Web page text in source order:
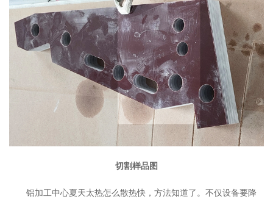
切割样品图
铝加工中心夏天太热怎么散热快，方法知道了。不仅设备要降